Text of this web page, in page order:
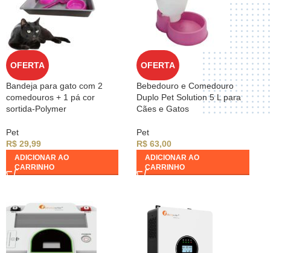
OFERTA
Bandeja para gato com 2
comedouros + 1 pá cor
sortida-Polymer
Pet
R$29,99
ADICIONAR AO
CARRINHO
OFERTA
Bebedouro e Comedouro
Duplo Pet Solution 5 L para
Cães e Gatos
Pet
R$ 63,00
ADICIONAR AO
CARRINHO